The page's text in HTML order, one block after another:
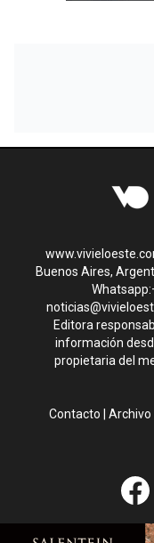
Buenos Aires,
Editora
información
propietaria del
Contacto |Archivo